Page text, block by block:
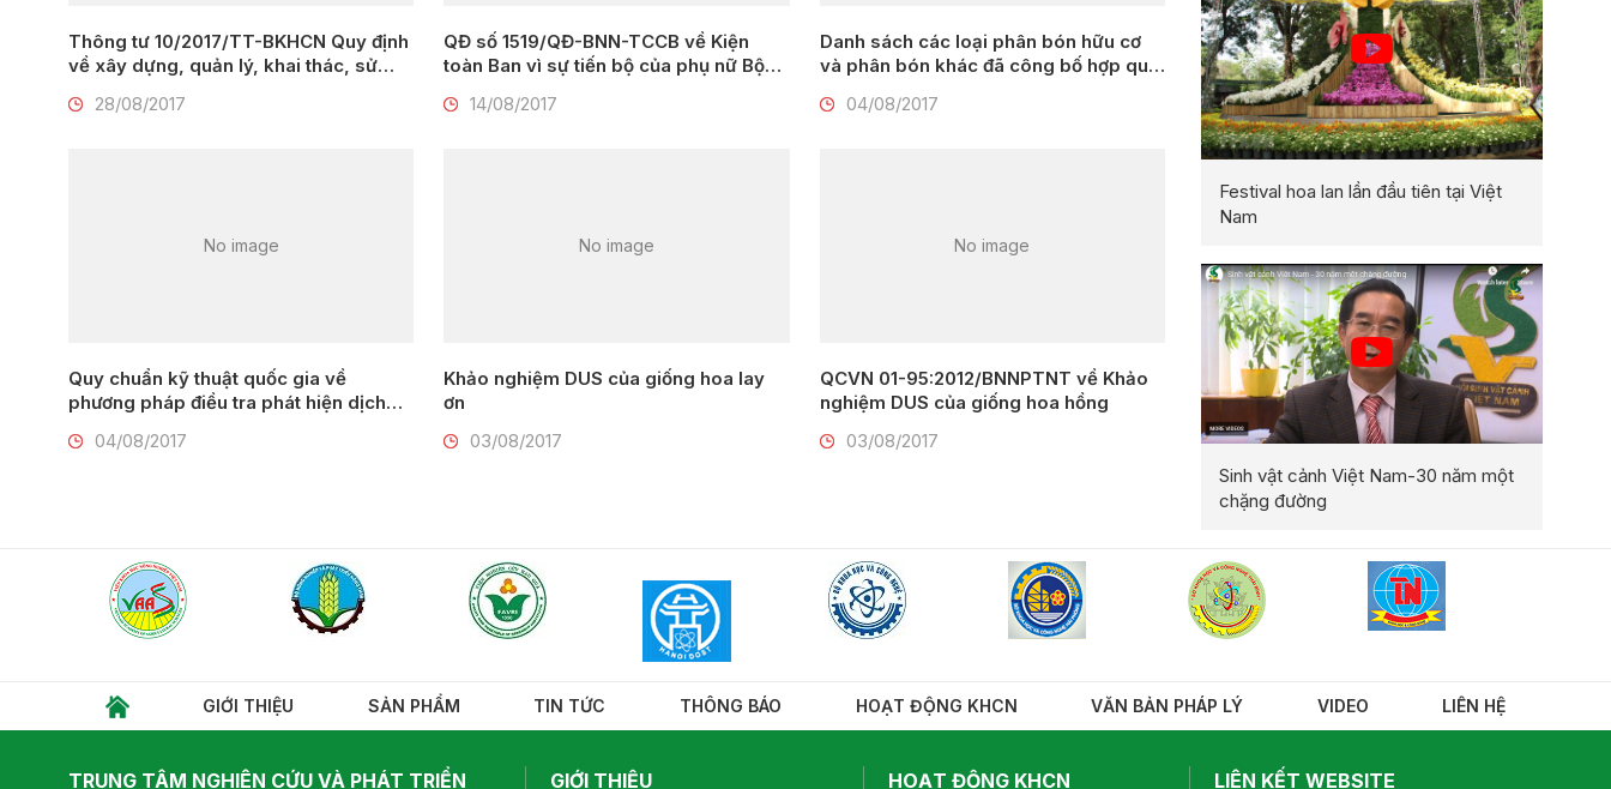
Thông tư 10/2017/TT-BKHCN Quy định
về xây dựng, quản lý, khai thác, sử
liệu quốc gia về khoa học và công
28/08/2017
QĐ số 1519/QĐ-BNN-TCCB về Kiện
toàn Ban vì sự tiến bộ của phụ nữ Bộ
14/08/2017
Danh sách các loại phân bón hữu cơ
và phân bón khác đã công bố hợp quy
04/08/2017
No image
Quy chuẩn kỹ thuật quốc gia về
phương pháp điều tra phát hiện dịch
04/08/2017
No image
Khảo nghiệm DUS của giống hoa lay
ơn
03/08/2017
No image
QCVN 01-95:2012/BNNPTNT về Khảo
nghiệm DUS của giống hoa hồng
03/08/2017
Festival hoa lan lần đầu tiên tại Việt
Nam
Sinh vật cảnh Việt Nam-30 năm một
chặng đường
GIỚI THIỆU SẢN PHẨM TIN TỨC THÔNG BÁO HOẠT ĐỘNG KHCN VĂN BẢN PHÁP LÝ VIDEO LIÊN HỆ
TRUNG TÂM NGHIÊN CỨU VÀ PHÁT TRIỂN GIỚI THIỆU HOẠT ĐỘNG KHCN LIÊN KẾT WEBSITE